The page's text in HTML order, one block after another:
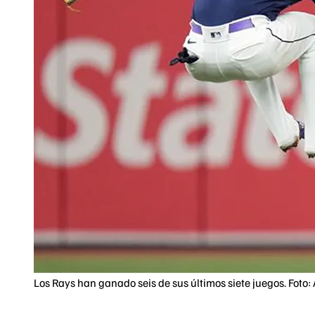
Los Rays han ganado seis de sus últimos siete juegos. Foto: